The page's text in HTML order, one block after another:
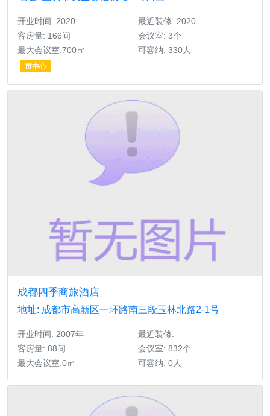
开业时间: 2020
最近装修: 2020
客房量: 166间
会议室: 3个
最大会议室:700㎡
可容纳: 330人
市中心
成都四季商旅酒店
地址: 成都市高新区一环路南三段玉林北路2-1号
开业时间: 2007年
最近装修:
客房量: 88间
会议室: 832个
最大会议室:0㎡
可容纳: 0人